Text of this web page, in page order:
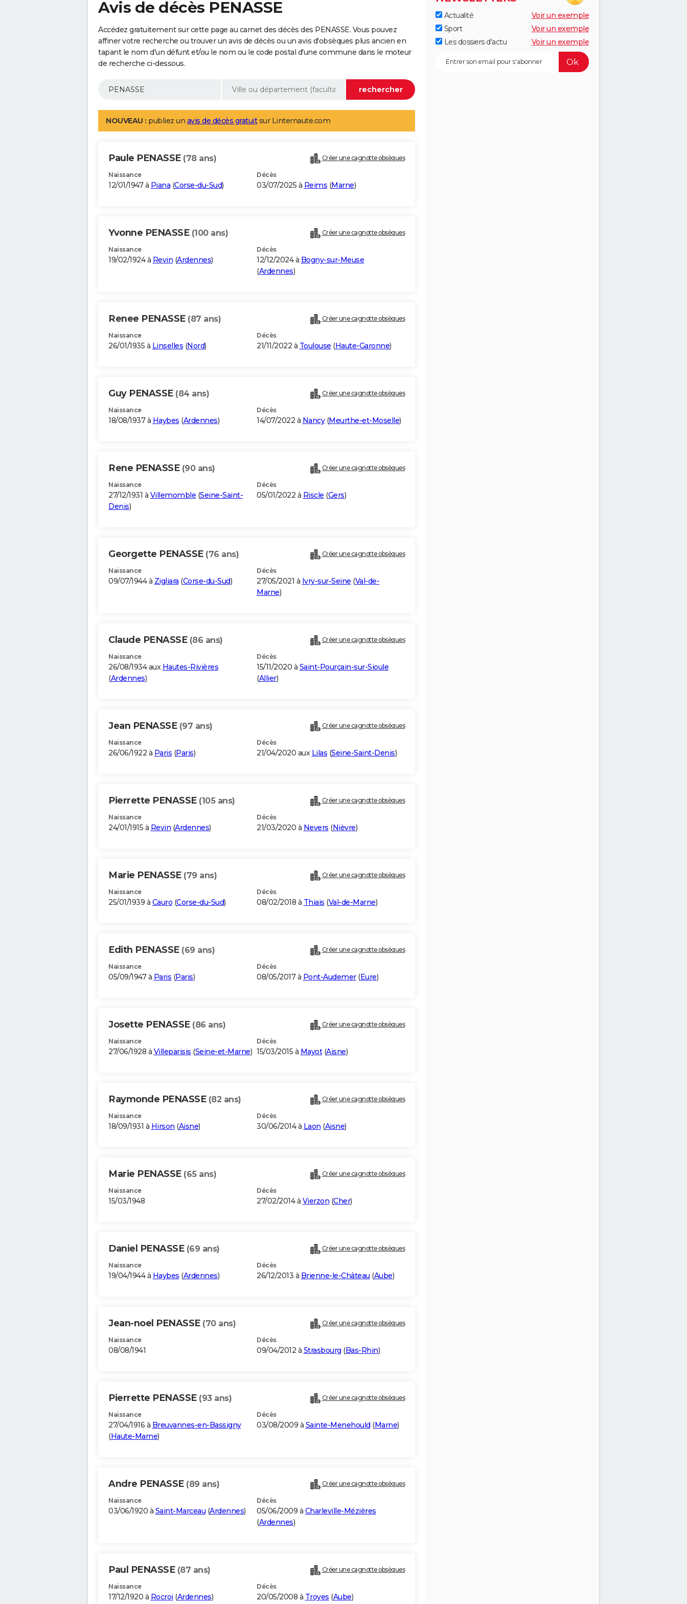
Avis de décès PENASSE
Accédez gratuitement sur cette page au carnet des décès des PENASSE. Vous pouvez
affiner votre recherche ou trouver un avis de décès ou un avis d'obsèques plus ancien en
tapant le nom d'un défunt et/ou le nom ou le code postal d'une commune dans le moteur
de recherche ci-dessous.
NOUVEAU : publiez un avis de décès gratuitsur Linternaute.com
Paule PENASSE (78 ans) Créer une cagnotte obsèques
Naissance
12/01/1947 à Piana (Corse-du-Sud)
Décès
03/07/2025 à Reims (Marne)
Yvonne PENASSE (100 ans) Créer une cagnotte obsèques
Naissance
19/02/1924 à Revin (Ardennes)
Décès
12/12/2024 à Bogny-sur-Meuse
(Ardennes)
Renee PENASSE (87 ans) Créer une cagnotte obsèques
Naissance
26/01/1935 à Linselles (Nord)
Décès
21/11/2022 à Toulouse (Haute-Garonne)
Guy PENASSE (84 ans) Créer une cagnotte obsèques
Naissance
18/08/1937 à Haybes (Ardennes)
Décès
14/07/2022 à Nancy(Meurthe-et-Moselle)
Rene PENASSE (90 ans) Créer une cagnotte obsèques
Naissance
27/12/1931 à Villemomble (Seine-Saint-
Denis)
Décès
05/01/2022 à Riscle (Gers)
Georgette PENASSE (76 ans) Créer une cagnotte obsèques
Naissance
09/07/1944 à Zigliara (Corse-du-Sud)
Décès
27/05/2021 à Ivry-sur-Seine (Val-de-
Marne)
Claude PENASSE (86 ans) Créer une cagnotte obsèques
Naissance
26/08/1934 aux Hautes-Rivières
(Ardennes)
Décès
15/11/2020 à Saint-Pourçain-sur-Sioule
(Allier)
Jean PENASSE (97 ans) Créer une cagnotte obsèques
Naissance
26/06/1922 à Paris (Paris)
Décès
21/04/2020 aux Lilas (Seine-Saint-Denis)
Pierrette PENASSE (105 ans) Créer une cagnotte obsèques
Naissance
24/01/1915 à Revin (Ardennes)
Décès
21/03/2020 à Nevers (Nièvre)
Marie PENASSE (79 ans) Créer une cagnotte obsèques
Naissance
25/01/1939 à Cauro (Corse-du-Sud)
Décès
08/02/2018 à Thiais (Val-de-Marne)
Edith PENASSE (69 ans) Créer une cagnotte obsèques
Naissance
05/09/1947 à Paris (Paris)
Décès
08/05/2017 à Pont-Audemer(Eure)
Josette PENASSE (86 ans) Créer une cagnotte obsèques
Naissance
27/06/1928 à Villeparisis (Seine-et-Marne)
Décès
15/03/2015 à Mayot(Aisne)
Raymonde PENASSE (82 ans) Créer une cagnotte obsèques
Naissance
18/09/1931 à Hirson (Aisne)
Décès
30/06/2014 à Laon (Aisne)
Marie PENASSE (65 ans) Créer une cagnotte obsèques
Naissance
15/03/1948
Décès
27/02/2014 à Vierzon (Cher)
Daniel PENASSE (69 ans) Créer une cagnotte obsèques
Naissance
19/04/1944 à Haybes (Ardennes)
Décès
26/12/2013 à Brienne-le-Château (Aube)
Jean-noel PENASSE (70 ans) Créer une cagnotte obsèques
Naissance
08/08/1941
Décès
09/04/2012 à Strasbourg (Bas-Rhin)
Pierrette PENASSE (93 ans) Créer une cagnotte obsèques
Naissance
27/04/1916 à Breuvannes-en-Bassigny
(Haute-Marne)
Décès
03/08/2009 à Sainte-Menehould (Marne)
Andre PENASSE (89 ans) Créer une cagnotte obsèques
Naissance
03/06/1920 à Saint-Marceau (Ardennes)
Décès
05/06/2009 à Charleville-Mézières
(Ardennes)
Paul PENASSE (87 ans) Créer une cagnotte obsèques
Naissance
17/12/1920 à Rocroi (Ardennes)
Décès
20/05/2008 à Troyes (Aube)
Actualité
Voir un exemple
Sport
Voir un exemple
Les dossiers d'actu
Voir un exemple